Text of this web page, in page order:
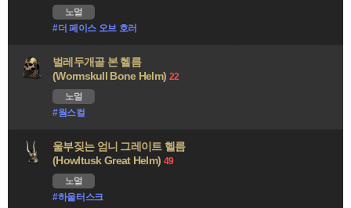
노멀
#더 페이스 오브 호러
벌레두개골 본 헬름
(Wormskull Bone Helm) 22
노멀
#웜스컬
울부짖는 엄니 그레이트 헬름
(Howltusk Great Helm) 49
노멀
#하울터스크